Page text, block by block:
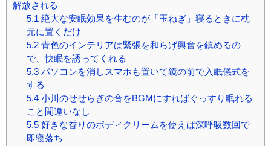
解放される
5.1 絶大な安眠効果を生むのが「玉ねぎ」寝るときに枕
元に置くだけ
5.2青色のインテリアは緊張を和らげ興奮を鎮めるの
で、快眠を誘ってくれる
5.3パソコンを消しスマホも置いて鏡の前で入眠儀式を
する
5.4小川のせせらぎの音をBGMにすればぐっすり眠れる
こと間違いなし
5.5好きな香りのボディクリームを使えば深呼吸数回で
即寝落ち